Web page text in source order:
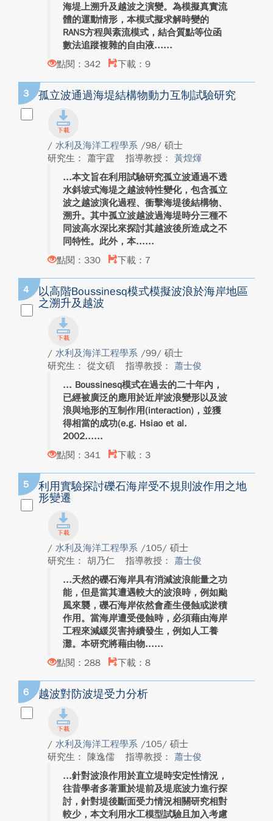
海堤上溯升及越波之演變。為模擬真實流
體的運動情形，本模式擬求解時變的
RANS方程與紊流模式，結合質點等位函
數法追蹤複雜的自由液...
點閱：342
下載：9
3 孤立波通過海堤結構物動力互制試驗研究
/ 水利及海洋工程學系 /98/ 碩士
研究生： 蕭宇霆
指導教授： 黃煌煇
本文旨在利用試驗研究孤立波通過不透
水斜坡式海堤之越波特性變化，包含孤立
波之越波演化過程、衝擊海堤後結構物、
溯升。其中孤立波越波過海堤時分三種不
同波高水深比來探討其越波後所造成之不
同特性。此外，本...
點閱：330
下載：7
4
以高階Boussinesq模式模擬波浪於海岸地區
之溯升及越波
/ 水利及海洋工程學系 /99/ 碩士
研究生： 從文碩
指導教授： 蕭士俊
Boussinesq模式在過去的二十年內，
已經被廣泛的應用於近岸波浪變形以及波
浪與地形的互制作用(interaction)，並獲
得相當的成功(e.g. Hsiao et al.
2002...
點閱：341
下載：3
5
利用實驗探討礫石海岸受不規則波作用之地
形變遷
/ 水利及海洋工程學系 /105/ 碩士
研究生： 胡乃仁
指導教授： 蕭士俊
天然的礫石海岸具有消減波浪能量之功
能，但是當其遭遇較大的波浪時，例如颱
風來襲，礫石海岸依然會產生侵蝕或淤積
作用。當海岸遭受侵蝕時，必須藉由海岸
工程來減緩災害持續發生，例如人工養
灘。本研究將藉由物...
點閱：288
下載：8
6 越波對防波堤受力分析
/ 水利及海洋工程學系 /105/ 碩士
研究生： 陳逸儒
指導教授： 蕭士俊
針對波浪作用於直立堤時安定性情況，
往昔學者多著重於堤前及堤底波力進行探
討，針對堤後斷面受力情況相關研究相對
較少，本文利用水工模型試驗且加入考慮